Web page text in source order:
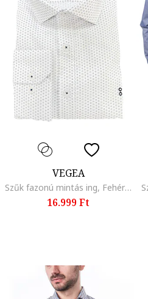
VEGEA
Szűk fazonú mintás ing, Fehér/Kék
16.999 Ft